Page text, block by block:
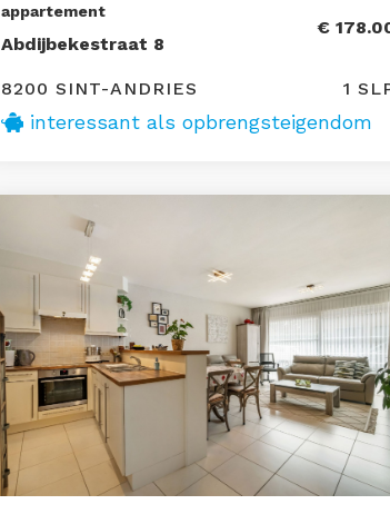
appartement
Abdijbekestraat 8
€
8200 SINT-ANDRIES 1
interessant als opbrengsteigendom